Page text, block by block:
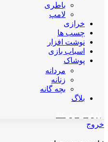
باطری
لامپ
خرازی
چسب ها
نوشت افزار
اسباب بازی
پوشاک
مردانه
زنانه
بچه گانه
بلاگ
خروج